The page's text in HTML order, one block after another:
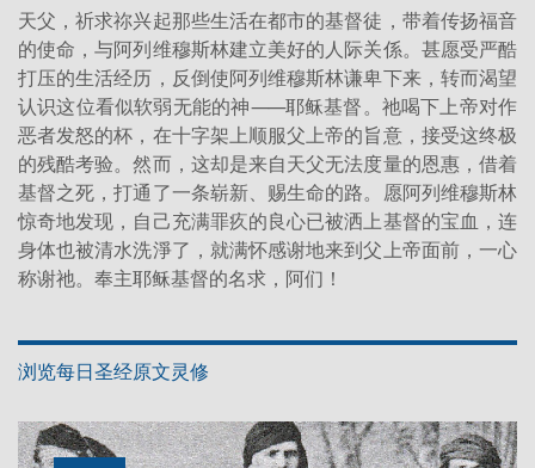
天父，祈求祢兴起那些生活在都市的基督徒，带着传扬福音
的使命，与阿列维穆斯林建立美好的人际关係。甚愿受严酷
打压的生活经历，反倒使阿列维穆斯林谦卑下来，转而渴望
认识这位看似软弱无能的神——耶稣基督。祂喝下上帝对作
恶者发怒的杯，在十字架上顺服父上帝的旨意，接受这终极
的残酷考验。然而，这却是来自天父无法度量的恩惠，借着
基督之死，打通了一条崭新、赐生命的路。愿阿列维穆斯林
惊奇地发现，自己充满罪疚的良心已被洒上基督的宝血，连
身体也被清水洗淨了，就满怀感谢地来到父上帝面前，一心
称谢祂。奉主耶稣基督的名求，阿们！
浏览每日圣经原文灵修